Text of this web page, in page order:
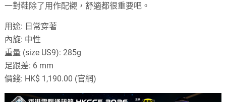
一對鞋除了用作配襯，舒適都很重要吧。
用途: 日常穿著
內旋: 中性
重量 (size US9): 285g
足跟差: 6 mm
價錢: HK$ 1,190.00 (官網)